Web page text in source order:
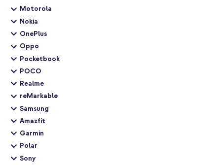
Motorola
Nokia
OnePlus
Oppo
Pocketbook
POCO
Realme
reMarkable
Samsung
Amazfit
Garmin
Polar
Sony